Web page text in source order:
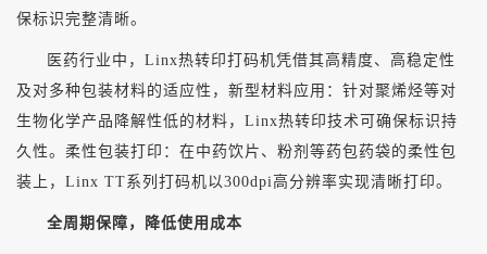
保标识完整清晰。
医药行业中 ， Linx热转印打码机凭借其高精度、高稳定性
及对多种包装材料的适应性 ， 新型材料应用 ：针对聚烯烃等对
生物化学产品降解性低的材料， Linx热转印技术可确保标识持
久性。 柔性包装打印 ：在中药饮片、粉剂等药包药袋的柔性包
装上， Linx TT系列打码机以300dpi高分辨率实现清晰打印。
全周期保障，降低使用成本